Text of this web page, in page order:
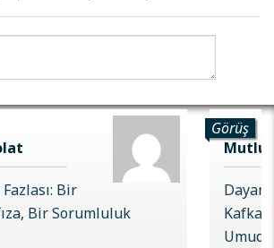
Bir
Bir Sorumluluk
Görüş
Mutlu
Kafkas
Umudu